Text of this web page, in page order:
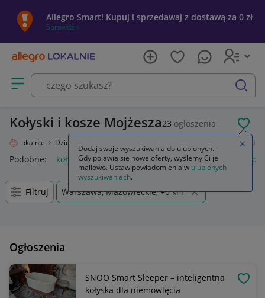
Allegro Smart! Kupuj i sprzedawaj z dostawą za 0 zł
Sprawdź »
Otwórz menu z kategoriami
szukaj
Kołyski i kosze Mojżesza23 ogłoszenia
Lokalnie Dziecko Kołyski
Podobne: kołyski ochraniacz do kołyski komplet pościeli do
Filtruj Warszawa, Mazowieckie, +0 km
Ogłoszenia
SNOO Smart Sleeper – inteligentna
kołyska dla niemowlęcia
Dodaj swoje wyszukiwania do ulubionych.
Gdy pojawią się nowe oferty, wyślemy Ci je
mailowo. Ustaw powiadomienia w ulubionych
wyszukiwaniach.